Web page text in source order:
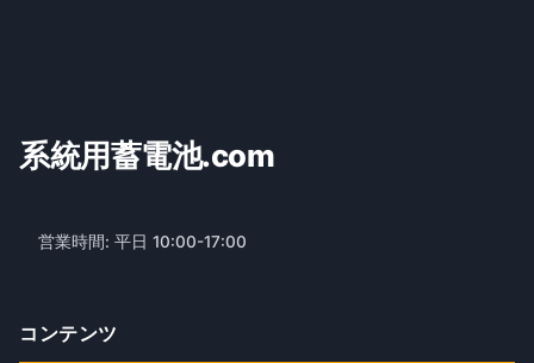
系統用蓄電池.com
営業時間: 平日 10:00-17:00
コンテンツ